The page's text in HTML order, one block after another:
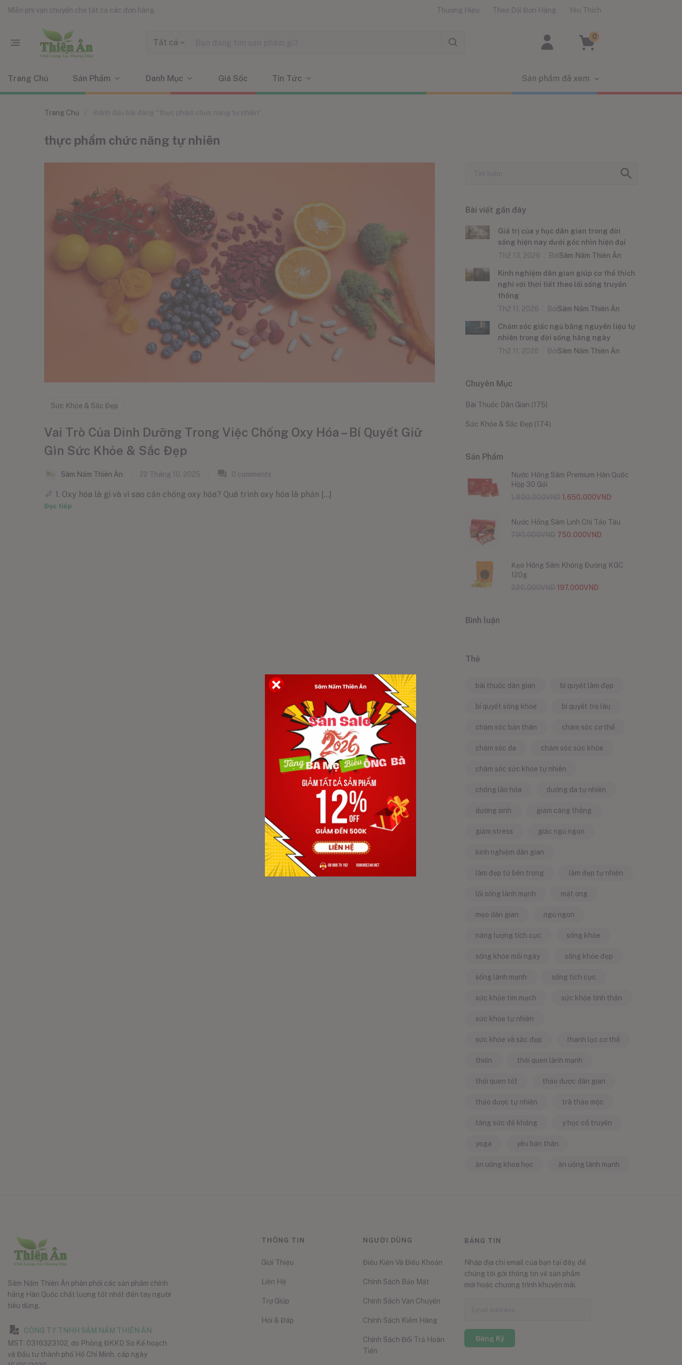
Miễn phí vận chuyển cho tất cả các đơn hàng. Thương Hiệu Theo Dõi Đơn Hàng Yêu Thích
Tất cả
0
Trang Chủ Sản Phẩm Danh Mục Giá Sốc Tin Tức Sản phẩm đã xem
Trang Chủ
thực phẩm chức năng tự nhiên
Sức Khỏe & Sắc Đẹp
Vai Trò Của Dinh Dưỡng Trong Việc Chống Oxy Hóa – Bí Quyết Giữ
Gìn Sức Khỏe & Sắc Đẹp
Sâm Nấm Thiên Ân 22 Tháng 10, 2025 0 comments
1. Oxy hóa là gì và vì sao cần chống oxy hóa? Quá trình oxy hóa là phản [...]
Đọc tiếp
Bài viết gần đây
Giá trị của y học dân gian trong đời
sống hiện nay dưới góc nhìn hiện đại
Th2 13, 2026
BởiSâm Nấm Thiên Ân
Kinh nghiệm dân gian giúp cơ thể thích
nghi với thời tiết theo lối sống truyền
thống
Th2 11, 2026
BởiSâm Nấm Thiên Ân
Chăm sóc giấc ngủ bằng nguyên liệu tự
nhiên trong đời sống hằng ngày
Th2 11, 2026
BởiSâm Nấm Thiên Ân
Chuyên Mục
Bài Thuốc Dân Gian (175)
Sức Khỏe & Sắc Đẹp (174)
Sản Phẩm
Nước Hồng Sâm Premium Hàn Quốc
Hộp 30 Gói
1.650.000VND
Nước Hồng Sâm Linh Chi Táo Tàu
750.000VND
Kẹo Hồng Sâm Không Đường KGC
120g
197.000VND
Bình luận
Thẻ
bài thuốc dân gian bí quyết làm đẹp
bí quyết sống khỏe bí quyết trẻ lâu
chăm sóc bản thân chăm sóc cơ thể
chăm sóc da chăm sóc sức khỏe
chăm sóc sức khỏe tự nhiên
chống lão hóa dưỡng da tự nhiên
dưỡng sinh giảm căng thẳng
giảm stress giấc ngủ ngon
kinh nghiệm dân gian
làm đẹp từ bên trong làm đẹp tự nhiên
lối sống lành mạnh mật ong
mẹo dân gian ngủ ngon
năng lượng tích cực sống khỏe
sống khỏe mỗi ngày sống khỏe đẹp
sống lành mạnh sống tích cực
sức khỏe tim mạch sức khỏe tinh thần
sức khỏe tự nhiên
sức khỏe và sắc đẹp thanh lọc cơ thể
thiền thói quen lành mạnh
thói quen tốt thảo dược dân gian
thảo dược tự nhiên trà thảo mộc
tăng sức đề kháng y học cổ truyền
yoga yêu bản thân
ăn uống khoa học ăn uống lành mạnh
Sâm Nấm Thiên Ân phân phối các sản phẩm chính
hãng Hàn Quốc chất lượng tốt nhất đến tay người
tiêu dùng.
CÔNG TY TNHH SÂM NẤM THIÊN ÂN
MST: 0316323102, do Phòng ĐKKD Sở Kế hoạch
và Đầu tư thành phố Hồ Chí Minh, cấp ngày
THÔNG TIN
Giới Thiệu
Liên Hệ
Trợ Giúp
Hỏi & Đáp
NGƯỜI DÙNG
Điều Kiện Và Điều Khoản
Chính Sách Bảo Mật
Chính Sách Vận Chuyển
Chính Sách Kiểm Hàng
Chính Sách Đổi Trả Hoàn
Tiền
BẢNG TIN
Nhập địa chỉ email của bạn tại đây, để
chúng tôi gởi thông tin về sản phẩm
mới hoặc chương trình khuyến mãi.
Đăng Ký